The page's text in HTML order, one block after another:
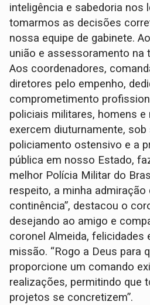
inteligência e sabedoria nos
tomarmos as decisões
nossa equipe de gabinete.
união e assessoramento na
Aos coordenadores,
diretores pelo empenho,
comprometimento
policiais militares, homens e
exercem diuturnamente,
policiamento ostensivo e a
pública em nosso Estado,
melhor Polícia Militar do
respeito, a minha admiração
continência”, destacou o
desejando ao amigo e
coronel Almeida, felicidades
missão. “Rogo a Deus para
proporcione um comando
realizações, permitindo que
projetos se concretizem”.